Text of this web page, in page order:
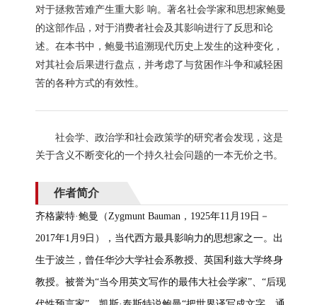
对于拯救苦难产生重大影 响。著名社会学家和思想家鲍曼
的这部作品，对于消费者社会及其影响进行了反思和论
述。在本书中，鲍曼书追溯现代历史上发生的这种变化，
对其社会后果进行盘点，并考虑了与贫困作斗争和减轻困
苦的各种方式的有效性。
社会学、政治学和社会政策学的研究者会发现，这是
关于含义不断变化的一个持久社会问题的一本无价之书。
作者简介
齐格蒙特·鲍曼（Zygmunt Bauman，1925年11月19日－
2017年1月9日），当代西方最具影响力的思想家之一。出
生于波兰，曾任华沙大学社会系教授、英国利兹大学终身
教授。被誉为“当今用英文写作的最伟大社会学家”、“后现